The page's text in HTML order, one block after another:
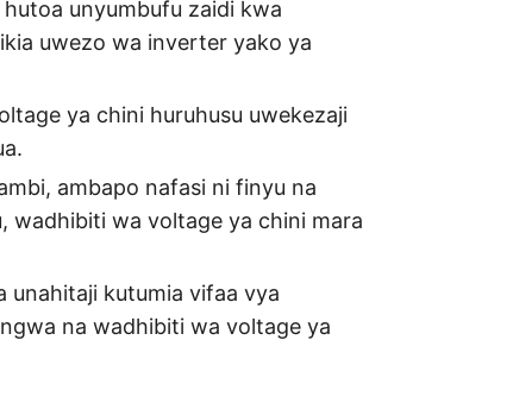
unyumbufu zaidi kwa
uwezo wa inverter yako ya
ya chini huruhusu uwekezaji
ambapo nafasi ni finyu na
wadhibiti wa voltage ya chini mara
unahitaji kutumia vifaa vya
na wadhibiti wa voltage ya